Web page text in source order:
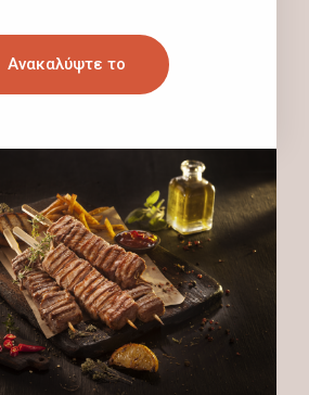
Ανακαλύψτε το